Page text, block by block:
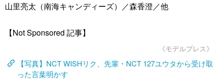
山里亮太（南海キャンディーズ）／森香澄／他
【Not Sponsored 記事】
《モデルプレス》
【写真】NCT WISHリク、先輩・NCT 127ユウタから受け取
った言葉明かす